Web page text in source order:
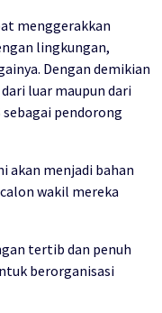
menggerakkan
lingkungan,
Dengan demikian
luar maupun dari
pendorong
akan menjadi bahan
wakil mereka
tertib dan penuh
berorganisasi